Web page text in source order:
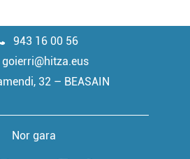
943 16 00 56
goierri@hitza.eus
32 – BEASAIN
Nor gara